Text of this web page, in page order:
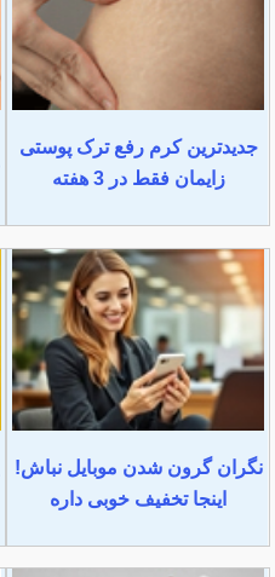
جدیدترین کرم رفع ترک پوستی
زایمان فقط در 3 هفته
نگران گرون شدن موبایل نباش!
اینجا تخفیف خوبی داره